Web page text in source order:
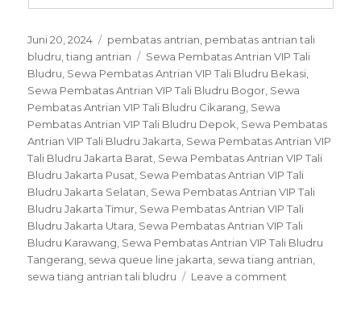
Posted
on
Juni 20, 2024 Categories
pembatas antrian pembatas antrian tali
bludru ,tiang antrian Tags
Sewa Pembatas Antrian VIP Tali
Bludru Sewa Pembatas Antrian VIP Tali Bludru Bekasi
Sewa Pembatas Antrian VIP Tali Bludru Bogor Sewa
Pembatas Antrian VIP Tali Bludru Cikarang Sewa
Pembatas Antrian VIP Tali Bludru Depok Sewa Pembatas
Antrian VIP Tali Bludru Jakarta Sewa Pembatas Antrian VIP
Tali Bludru Jakarta Barat Sewa Pembatas Antrian VIP Tali
Bludru Jakarta Pusat Sewa Pembatas Antrian VIP Tali
Bludru Jakarta Selatan Sewa Pembatas Antrian VIP Tali
Bludru Jakarta Timur Sewa Pembatas Antrian VIP Tali
Bludru Jakarta Utara Sewa Pembatas Antrian VIP Tali
Bludru Karawang Sewa Pembatas Antrian VIP Tali Bludru
Tangerang sewa queue line jakarta sewa tiang antrian
sewa tiang antrian tali bludru
Leave a comment